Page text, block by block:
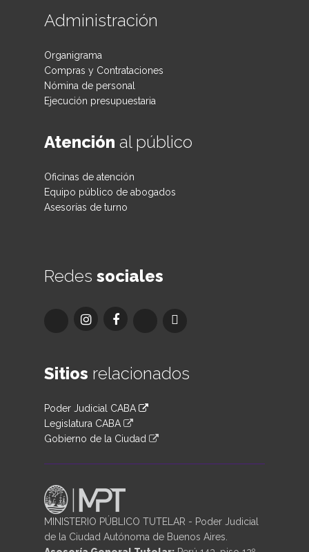
Administración
Organigrama
Compras y Contrataciones
Nómina de personal
Ejecución presupuestaria
Atención al público
Oficinas de atención
Equipo público de abogados
Asesorías de turno
Redes sociales
Sitios relacionados
Poder Judicial CABA
Legislatura CABA
Gobierno de la Ciudad
MINISTERIO PÚBLICO TUTELAR - Poder Judicial
de la Ciudad Autónoma de Buenos Aires.